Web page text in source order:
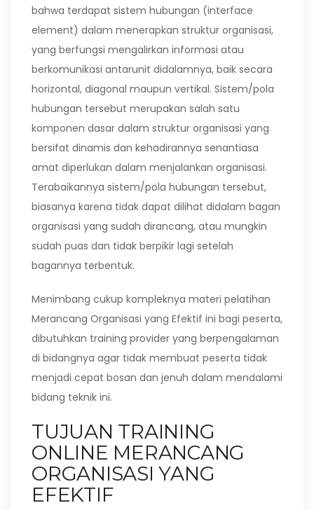
bahwa terdapat sistem hubungan (interface
element) dalam menerapkan struktur organisasi,
yang berfungsi mengalirkan informasi atau
berkomunikasi antarunit didalamnya, baik secara
horizontal, diagonal maupun vertikal. Sistem/pola
hubungan tersebut merupakan salah satu
komponen dasar dalam struktur organisasi yang
bersifat dinamis dan kehadirannya senantiasa
amat diperlukan dalam menjalankan organisasi.
Terabaikannya sistem/pola hubungan tersebut,
biasanya karena tidak dapat dilihat didalam bagan
organisasi yang sudah dirancang, atau mungkin
sudah puas dan tidak berpikir lagi setelah
bagannya terbentuk.
Menimbang cukup kompleknya materi pelatihan
Merancang Organisasi yang Efektif ini bagi peserta,
dibutuhkan training provider yang berpengalaman
di bidangnya agar tidak membuat peserta tidak
menjadi cepat bosan dan jenuh dalam mendalami
bidang teknik ini.
TUJUAN TRAINING
ONLINE MERANCANG
ORGANISASI YANG
EFEKTIF